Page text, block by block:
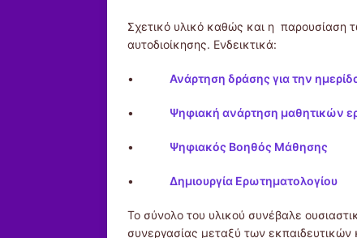
Σχετικό υλικό καθώς και η παρουσίαση
αυτοδιοίκησης. Ενδεικτικά:
• Ανάρτηση δράσης για την
• Ψηφιακή ανάρτηση μαθητικών
• Ψηφιακός Βοηθός Μάθησης
• Δημιουργία Ερωτηματολογίου
Το σύνολο του υλικού συνέβαλε
συνεργασίας μεταξύ των